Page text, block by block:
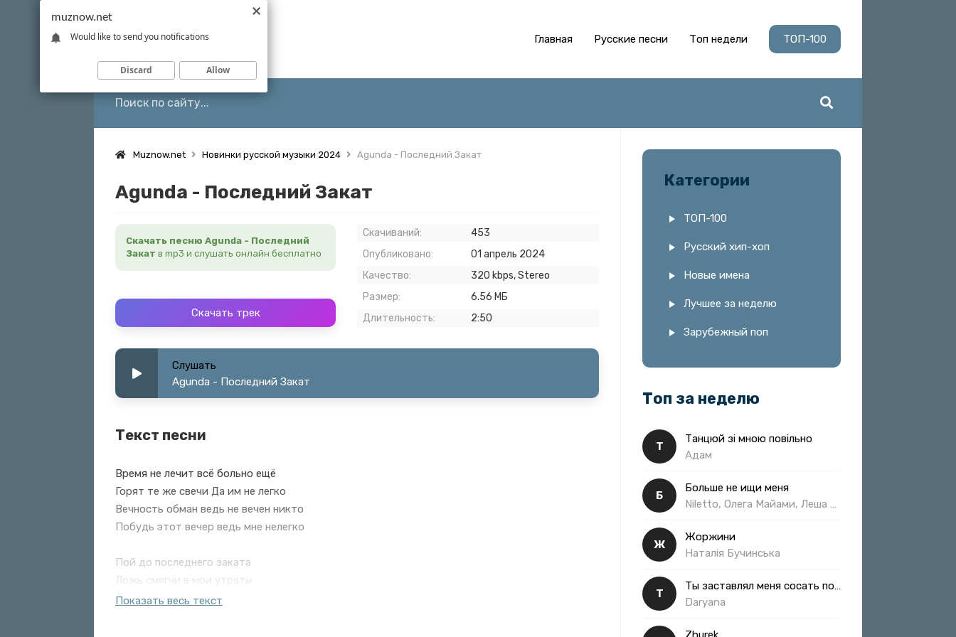
Главная Русские песни Топ недели ТОП-100
Muznow.net Новинки русской музыки 2024 Agunda - Последний Закат
Agunda - Последний Закат
Скачать песню Agunda - Последний
Закат в mp3 и слушать онлайн бесплатно
Скачать трек
Скачиваний:
453
Опубликовано:
01 апрель 2024
Качество:
320 kbps, Stereo
Размер:
6.56 МБ
Длительность:
2:50
Слушать
Agunda - Последний Закат
Текст песни
Время не лечит всё больно ещё
Горят те же свечи Да им не легко
Вечность обман ведь не вечен никто
Побудь этот вечер ведь мне нелегко
Пой до последнего заката
Ложь смягчи в мои утраты
Я с тобой но так не надо
Показать весь текст
Категории
ТОП-100
Русский хип-хоп
Новые имена
Лучшее за неделю
Зарубежный поп
Топ за неделю
Т
Танцюй зі мною повільно
Адам
Б
Больше не ищи меня
Ж
Жоржини
Наталія Бучинська
Т
Ты заставлял меня сосать полная
Daryana
muznow.net
Would like to send you notifications
Discard Allow